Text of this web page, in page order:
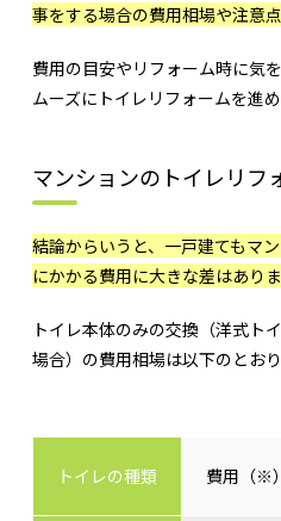
事をする場合の費用相場や注意
費用の目安やリフォーム時に気
ムーズにトイレリフォームを進め
マンションのトイレリフ
結論からいうと、一戸建てもマ
にかかる費用に大きな差はあり
トイレ本体のみの交換（洋式ト
場合）の費用相場は以下のとおり
トイレの種類 費用（※